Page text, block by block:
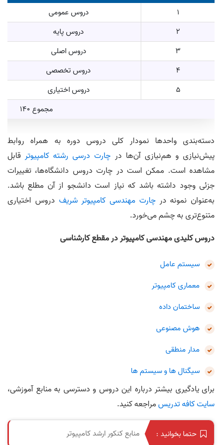
1
دروس عمومی
2
دروس پایه
3
دروس اصلی
4
دروس تخصصی
5
دروس اختیاری
مجموع 140
دسته‌بندی واحدها نمودار کلی دروس دوره به همراه روابط
پیش‌نیازی و هم‌نیازی آن‌ها در چارت درسی رشته کامپیوتر قابل
مشاهده است. ممکن است در چارت دروس دانشگاه‌ها، تغییرات
جزئی وجود داشته باشد که نیاز است دانشجو از آن مطلع باشد.
به‌عنوان نمونه درچارت مهندسی کامپیوتر شریف دروس اختیاری
متنوع‌تری به چشم می‌خورد.
دروس کلیدی مهندسی کامپیوتر در مقطع کارشناسی
سیستم عامل
معماری کامپیوتر
ساختمان داده
هوش مصنوعی
مدار منطقی
سیگنال ها و سیستم ها
برای یادگیری بیشتر درباره این دروس و دسترسی به منابع آموزشی،
سایت کافه تدریسمراجعه کنید.
حتما بخوانید : منابع کنکور ارشد کامپیوتر